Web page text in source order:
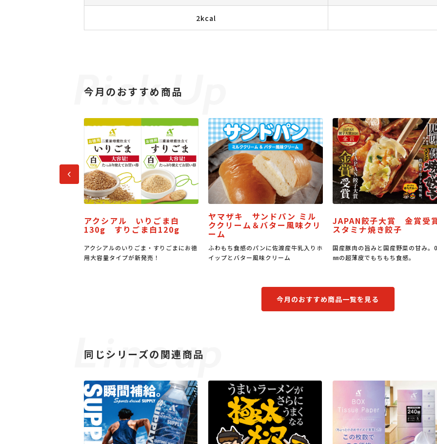
2kcal
今月のおすすめ商品
前へ
ヤマザキ サンドパン ミル
ククリーム＆バター風味クリ
ーム
ふわもち食感のパンに佐渡産牛乳入りホ
イップとバター風味クリーム
JAPAN餃子大賞 金賞受賞
スタミナ焼き餃子
国産豚肉の旨みと国産野菜の甘み。0.6
㎜の超薄皮でもちもち食感。
うな丼のたれ
うな丼はもちろん、豚丼、焼肉のた
もなる万能たれです。
今月のおすすめ商品一覧を見る
同じシリーズの関連商品